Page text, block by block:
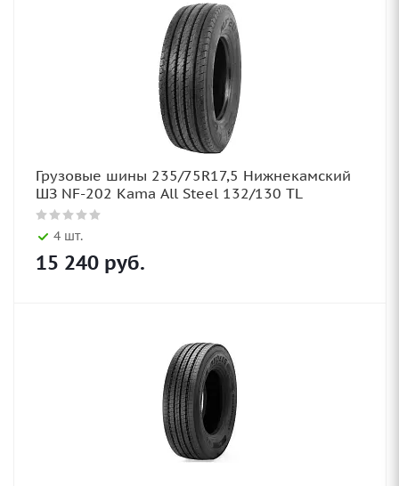
Грузовые шины 235/75R17,5 Нижнекамский
ШЗ NF-202 Kama All Steel 132/130 TL
4 шт.
15 240 руб.